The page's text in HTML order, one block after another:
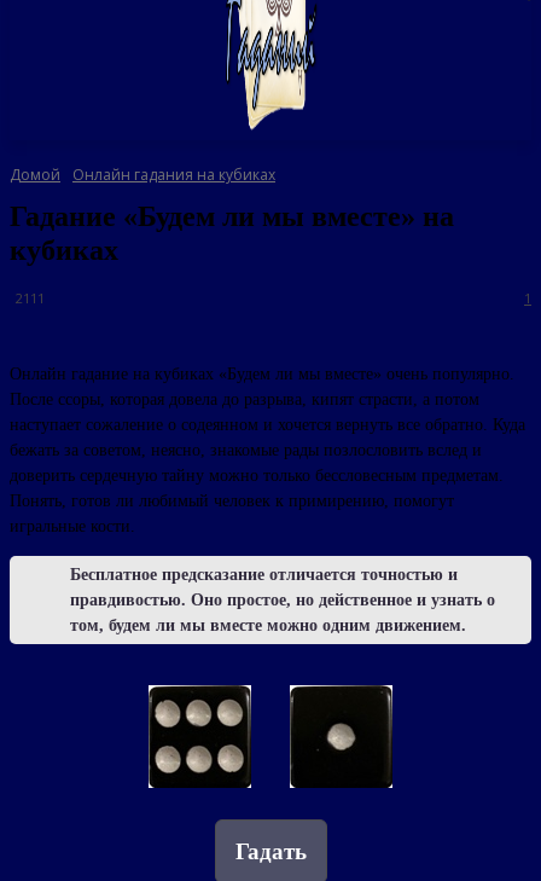
Домой Онлайн гадания на кубиках
Гадание «Будем ли мы вместе» на
кубиках
1
2111
Онлайн гадание на кубиках «Будем ли мы вместе» очень популярно.
После ссоры, которая довела до разрыва, кипят страсти, а потом
наступает сожаление о содеянном и хочется вернуть все обратно. Куда
бежать за советом, неясно, знакомые рады позлословить вслед и
доверить сердечную тайну можно только бессловесным предметам.
Понять, готов ли любимый человек к примирению, помогут
игральные кости.
Бесплатное предсказание отличается точностью и
правдивостью. Оно простое, но действенное и узнать о
том, будем ли мы вместе можно одним движением.
Гадать